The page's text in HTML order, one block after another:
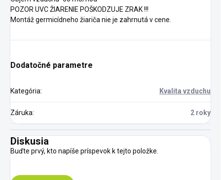
POZOR UVC ŽIARENIE POŠKODZUJE ZRAK !!!
Montáž germicídneho žiariča nie je zahrnutá v cene.
Dodatočné parametre
Kategória: Kvalita vzduchu
Záruka: 2 roky
Diskusia
Buďte prvý, kto napíše príspevok k tejto položke.